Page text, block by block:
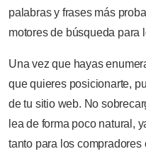
palabras y frases más
motores de búsqueda para
Una vez que hayas
que quieres posicionarte,
de tu sitio web. No
lea de forma poco natural,
tanto para los